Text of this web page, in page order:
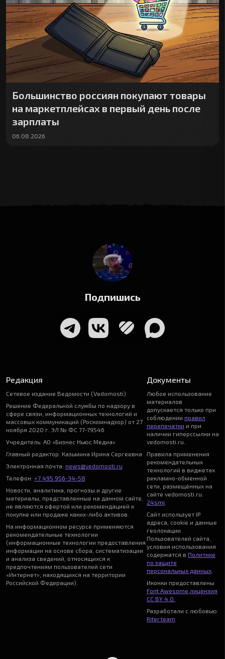
Большинство россиян покупают товары
на маркетплейсах в первый день после
зарплаты
06.08.2026
Подпишись
Редакция
Сетевое издание Ведомости (Vedomosti)
Решение Федеральной службы по надзору в
сфере связи, информационных технологий и
массовых коммуникаций (Роскомнадзор) от 27
ноября 2020 г. ЭЛ № ФС 77-79546
Учредитель: АО «Бизнес Ньюс Медиа»
Главный редактор: Казьмина Ирина Сергеевна
Электронная почта: news@vedomosti.ru
Телефон: +7 495 956-34-58
Новости, аналитика, прогнозы и другие
материалы, представленные на данном сайте,
не являются офертой или рекомендацией к
покупке или продаже каких-либо активов.
На информационном ресурсе применяются
рекомендательные технологии
(информационные технологии предоставления
информации на основе сбора, систематизации
и анализа сведений, относящихся к
предпочтениям пользователей сети
«Интернет», находящихся на территории
Российской Федерации).
Документы
Любое использование
материалов
допускается только при
соблюдении правил
перепечатки и при
наличии гиперссылки на
vedomosti.ru.
Правила применения
рекомендательных
технологий в виджетах
рекламно-обменной
сети, размещённых на
сайте vedomosti.ru:
24smi
Сайт использует IP
адреса, cookie и данные
геолокации
Пользователей сайта,
условия использования
содержатся в Политике
по защите
персональных данных.
Иконки предоставлены
Font Awesome лицензия
CC BY 4.0.
Разработали с любовью:
Riter.team